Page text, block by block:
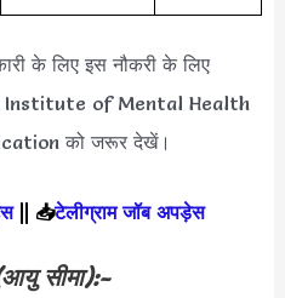
के लिए इस नौकरी के लिए
Institute of Mental Health
को जरूर देखें।
|| 📥टेलीग्राम जॉब अपड़ेस
सीमा):-